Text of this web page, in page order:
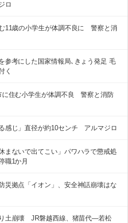
ロ
11歳の小学生が体調不良に 警察と消
参考にした国家情報局､きょう発足 毛
く
に住む小学生が体調不良 警察と消防
感じ」直径が約10センチ アルマジロ
まないで出てこい」パワハラで懲戒処
職1か月
災拠点「イオン」、安全神話崩壊はな
土崩壊 JR磐越西線、猪苗代―若松